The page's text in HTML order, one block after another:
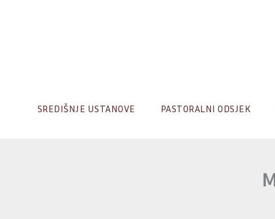
SREDIŠNJE USTANOVE PASTORALNI ODSJEK